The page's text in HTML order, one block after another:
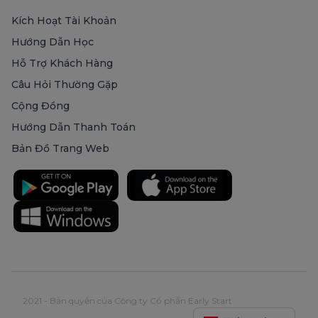
Kích Hoạt Tài Khoản
Hướng Dẫn Học
Hỗ Trợ Khách Hàng
Câu Hỏi Thường Gặp
Cộng Đồng
Hướng Dẫn Thanh Toán
Bản Đồ Trang Web
2021 - Bản quyền của Công ty Cổ phần Early Start